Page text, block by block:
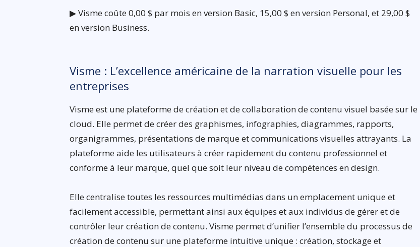
▶ Visme coûte 0,00 $ par mois en version Basic, 15,00 $ en version Personal, et 29,00 $
en version Business.
Visme : L’excellence américaine de la narration visuelle pour les
entreprises
Visme est une plateforme de création et de collaboration de contenu visuel basée sur le
cloud. Elle permet de créer des graphismes, infographies, diagrammes, rapports,
organigrammes, présentations de marque et communications visuelles attrayants. La
plateforme aide les utilisateurs à créer rapidement du contenu professionnel et
conforme à leur marque, quel que soit leur niveau de compétences en design.
Elle centralise toutes les ressources multimédias dans un emplacement unique et
facilement accessible, permettant ainsi aux équipes et aux individus de gérer et de
contrôler leur création de contenu. Visme permet d’unifier l’ensemble du processus de
création de contenu sur une plateforme intuitive unique : création, stockage et